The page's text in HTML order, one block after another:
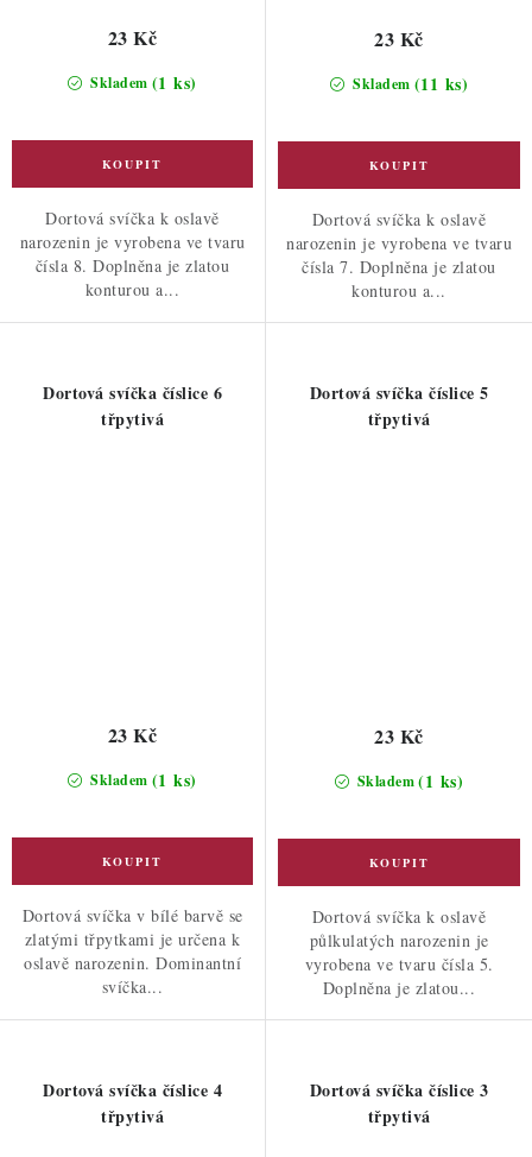
Skladem (1 ks)
23 Kč
Dortová svíčka k oslavě
narozenin je vyrobena ve tvaru
čísla 8. Doplněna je zlatou
konturou a...
Skladem (11 ks)
23 Kč
Dortová svíčka k oslavě
narozenin je vyrobena ve tvaru
čísla 7. Doplněna je zlatou
konturou a...
Dortová svíčka číslice 6
třpytivá
Skladem (1 ks)
23 Kč
Dortová svíčka v bílé barvě se
zlatými třpytkami je určena k
oslavě narozenin. Dominantní
svíčka...
Dortová svíčka číslice 5
třpytivá
Skladem(1 ks)
23 Kč
Dortová svíčka k oslavě
půlkulatých narozenin je
vyrobena ve tvaru čísla 5.
Doplněna je zlatou...
Dortová svíčka číslice 4
třpytivá
Dortová svíčka číslice 3
třpytivá